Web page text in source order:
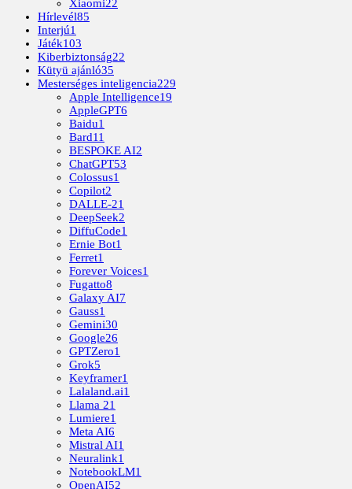
Xiaomi22
Hírlevél85
Interjú1
Játék103
Kiberbiztonság22
Kütyü ajánló35
Mesterséges inteligencia229
Apple Intelligence19
AppleGPT6
Baidu1
Bard11
BESPOKE AI2
ChatGPT53
Colossus1
Copilot2
DALLE-21
DeepSeek2
DiffuCode1
Ernie Bot1
Ferret1
Forever Voices1
Fugatto8
Galaxy AI7
Gauss1
Gemini30
Google26
GPTZero1
Grok5
Keyframer1
Lalaland.ai1
Llama 21
Lumiere1
Meta AI6
Mistral AI1
Neuralink1
NotebookLM1
OpenAI52